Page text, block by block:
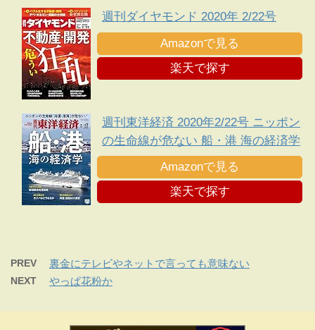
週刊ダイヤモンド 2020年 2/22号
Amazonで見る
楽天で探す
週刊東洋経済 2020年2/22号 ニッポン
の生命線が危ない 船・港 海の経済学
Amazonで見る
楽天で探す
PREV 裏金にテレビやネットで言っても意味ない
NEXT やっぱ花粉か